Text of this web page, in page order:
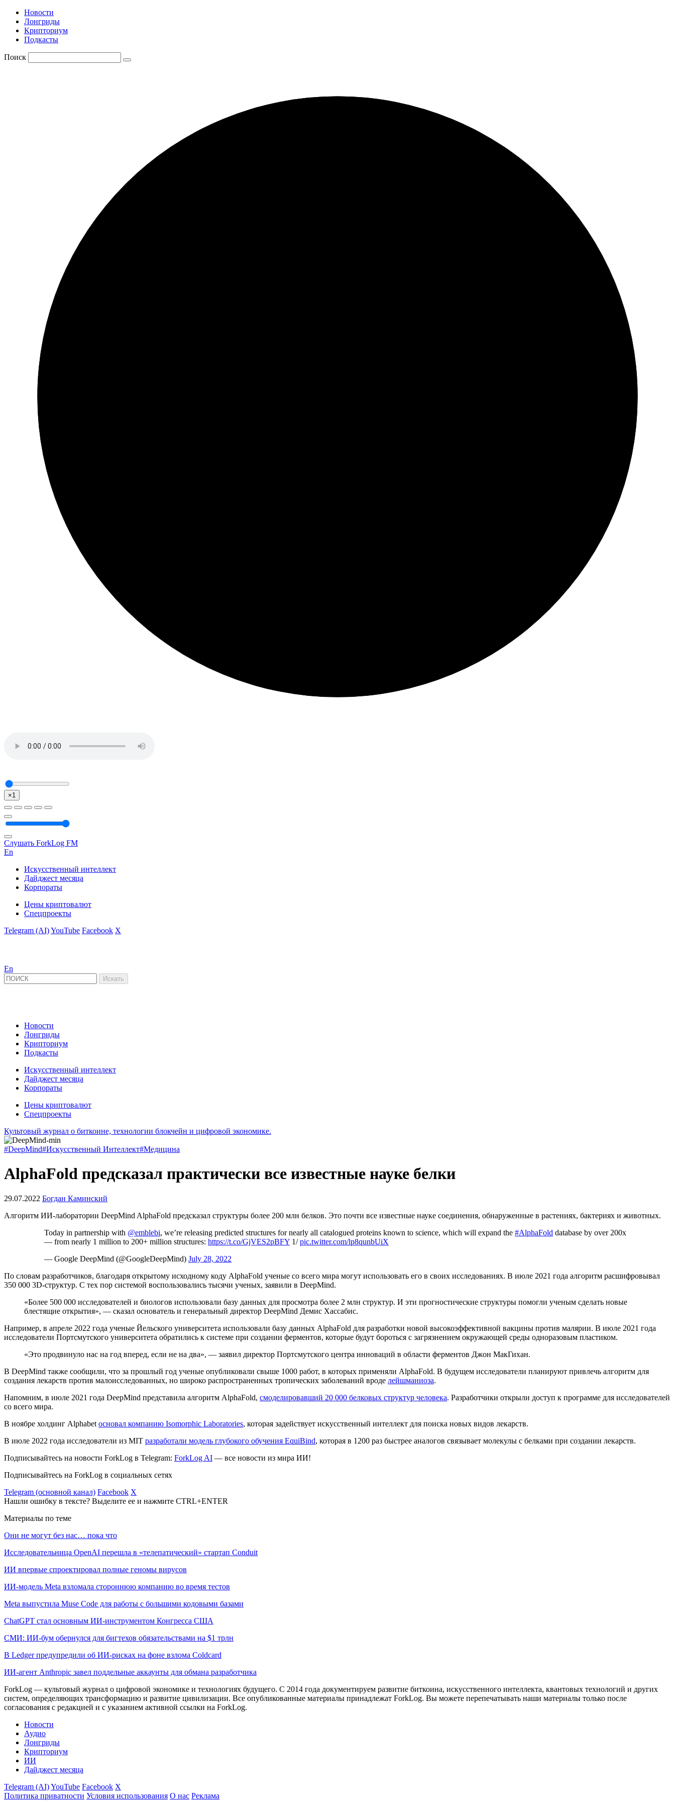
Новости
Лонгриды
Крипториум
Подкасты
Поиск
×1
Слушать ForkLog FM
En
Искусственный интеллект
Дайджест месяца
Корпораты
Цены криптовалют
Спецпроекты
Telegram (AI)YouTube Facebook X
En
Новости
Лонгриды
Крипториум
Подкасты
Искусственный интеллект
Дайджест месяца
Корпораты
Цены криптовалют
Спецпроекты
Культовый журнал о биткоине, технологии блокчейн и цифровой экономике.
#DeepMind#Искусственный Интеллект#Медицина
AlphaFold предсказал практически все известные науке белки
29.07.2022 Богдан Каминский
Алгоритм ИИ-лаборатории DeepMind AlphaFold предсказал структуры более 200 млн белков. Это почти все известные науке соединения, обнаруженные в растениях, бактериях и животных.
Today in partnership with @emblebi, we’re releasing predicted structures for nearly all catalogued proteins known to science, which will expand the #AlphaFold database by over 200x
— from nearly 1 million to 200+ million structures: https://t.co/GjVES2pBFY 1/pic.twitter.com/lp8qunbUiX
— Google DeepMind (@GoogleDeepMind) July 28, 2022
По словам разработчиков, благодаря открытому исходному коду AlphaFold ученые со всего мира могут использовать его в своих исследованиях. В июле 2021 года алгоритм расшифровывал
350 000 3D-структур. С тех пор системой воспользовались тысячи ученых, заявили в DeepMind.
«Более 500 000 исследователей и биологов использовали базу данных для просмотра более 2 млн структур. И эти прогностические структуры помогли ученым сделать новые
блестящие открытия», — сказал основатель и генеральный директор DeepMind Демис Хассабис.
Например, в апреле 2022 года ученые Йельского университета использовали базу данных AlphaFold для разработки новой высокоэффективной вакцины против малярии. В июле 2021 года
исследователи Портсмутского университета обратились к системе при создании ферментов, которые будут бороться с загрязнением окружающей среды одноразовым пластиком.
«Это продвинуло нас на год вперед, если не на два», — заявил директор Портсмутского центра инноваций в области ферментов Джон МакГихан.
В DeepMind также сообщили, что за прошлый год ученые опубликовали свыше 1000 работ, в которых применяли AlphaFold. В будущем исследователи планируют привлечь алгоритм для
создания лекарств против малоисследованных, но широко распространенных тропических заболеваний вроде лейшманиоза.
Напомним, в июле 2021 года DeepMind представила алгоритм AlphaFold, смоделировавший 20 000 белковых структур человека. Разработчики открыли доступ к программе для исследователей
со всего мира.
В ноябре холдинг Alphabet основал компанию Isomorphic Laboratories, которая задействует искусственный интеллект для поиска новых видов лекарств.
В июле 2022 года исследователи из MIT разработали модель глубокого обучения EquiBind, которая в 1200 раз быстрее аналогов связывает молекулы с белками при создании лекарств.
Подписывайтесь на новости ForkLog в Telegram: ForkLog AI — все новости из мира ИИ!
Подписывайтесь на ForkLog в социальных сетях
Telegram (основной канал) Facebook X
Нашли ошибку в тексте? Выделите ее и нажмите CTRL+ENTER
Материалы по теме
Они не могут без нас… пока что
Исследовательница OpenAI перешла в «телепатический» стартап Conduit
ИИ впервые спроектировал полные геномы вирусов
ИИ-модель Meta взломала стороннюю компанию во время тестов
Meta выпустила Muse Code для работы с большими кодовыми базами
ChatGPT стал основным ИИ-инструментом Конгресса США
СМИ: ИИ-бум обернулся для бигтехов обязательствами на $1 трлн
В Ledger предупредили об ИИ-рисках на фоне взлома Coldcard
ИИ-агент Anthropic завел поддельные аккаунты для обмана разработчика
ForkLog — культовый журнал о цифровой экономике и технологиях будущего. С 2014 года документируем развитие биткоина, искусственного интеллекта, квантовых технологий и других
систем, определяющих трансформацию и развитие цивилизации. Все опубликованные материалы принадлежат ForkLog. Вы можете перепечатывать наши материалы только после
согласования с редакцией и с указанием активной ссылки на ForkLog.
Новости
Аудио
Лонгриды
Крипториум
ИИ
Дайджест месяца
Telegram (AI)YouTube Facebook X
Политика приватности Условия использования О нас Реклама